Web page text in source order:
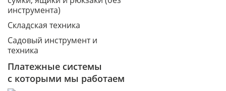
инструмента)
Складская техника
Садовый инструмент и
техника
Платежные системы
с которыми мы работаем